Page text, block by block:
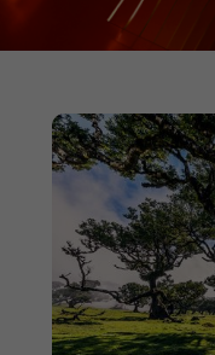
A Ilha da
por